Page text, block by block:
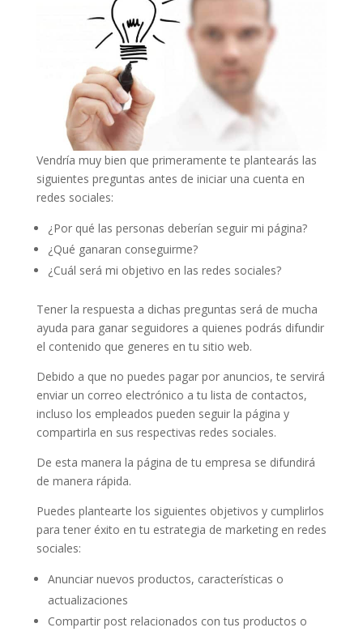
Vendría muy bien que primeramente te plantearás las
siguientes preguntas antes de iniciar una cuenta en
redes sociales:
¿Por qué las personas deberían seguir mi página?
¿Qué ganaran conseguirme?
¿Cuál será mi objetivo en las redes sociales?
Tener la respuesta a dichas preguntas será de mucha
ayuda para ganar seguidores a quienes podrás difundir
el contenido que generes en tu sitio web.
Debido a que no puedes pagar por anuncios, te servirá
enviar un correo electrónico a tu lista de contactos,
incluso los empleados pueden seguir la página y
compartirla en sus respectivas redes sociales.
De esta manera la página de tu empresa se difundirá
de manera rápida.
Puedes plantearte los siguientes objetivos y cumplirlos
para tener éxito en tu estrategia de marketing en redes
sociales:
Anunciar nuevos productos, características o
actualizaciones
Compartir post relacionados con tus productos o